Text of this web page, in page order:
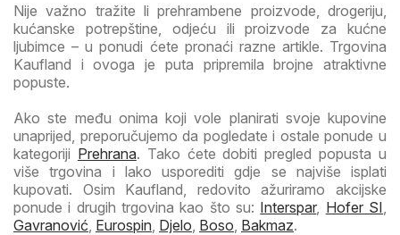
Nije važno tražite li prehrambene proizvode, drogeriju,
kućanske potrepštine, odjeću ili proizvode za kućne
ljubimce – u ponudi ćete pronaći razne artikle. Trgovina
Kaufland i ovoga je puta pripremila brojne atraktivne
popuste.
Ako ste među onima koji vole planirati svoje kupovine
unaprijed, preporučujemo da pogledate i ostale ponude u
kategoriji Prehrana. Tako ćete dobiti pregled popusta u
više trgovina i lako usporediti gdje se najviše isplati
kupovati. Osim Kaufland, redovito ažuriramo akcijske
ponude i drugih trgovina kao što su: Interspar, Hofer SI
Gavranović Eurospin Djelo Boso Bakmaz.